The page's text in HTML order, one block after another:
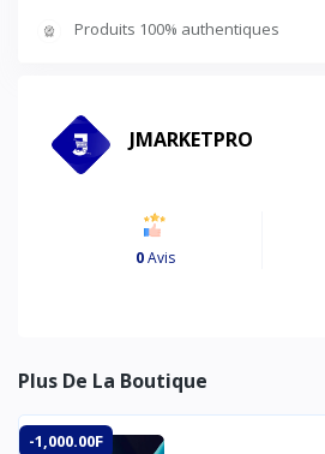
Produits 100% authentiques
JMARKETPRO
0Avis
Plus De La Boutique
-1,000.00F